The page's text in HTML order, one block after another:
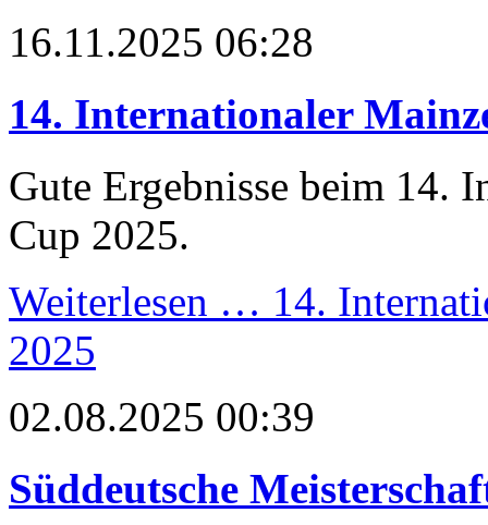
16.11.2025 06:28
14. Internationaler
Gute Ergebnisse beim 14.
Cup 2025.
Weiterlesen … 14.
2025
02.08.2025 00:39
Süddeutsche